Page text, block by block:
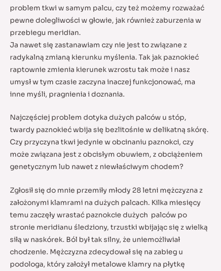
problem tkwi w samym palcu, czy też możemy rozważać
pewne dolegliwości w głowie, jak również zaburzenia w
przebiegu meridian.
Ja nawet się zastanawiam czy nie jest to związane z
radykalną zmianą kierunku myślenia. Tak jak paznokieć
raptownie zmienia kierunek wzrostu tak może i nasz
umysł w tym czasie zaczyna inaczej funkcjonować, ma
inne myśli, pragnienia i doznania.
Najczęściej problem dotyka dużych palców u stóp,
twardy paznokieć wbija się bezlitośnie w delikatną skórę.
Czy przyczyna tkwi jedynie w obcinaniu paznokci, czy
może związana jest z obcisłym obuwiem, z obciążeniem
genetycznym lub nawet z niewłaściwym chodem?
Zgłosił się do mnie przemiły młody 28 letni mężczyzna z
założonymi klamrami na dużych palcach. Kilka miesięcy
temu zaczęły wrastać paznokcie dużych palców po
stronie meridianu śledziony, trzustki wbijając się z wielką
siłą w naskórek. Ból był tak silny, że uniemożliwiał
chodzenie. Mężczyzna zdecydował się na zabieg u
podologa, który założył metalowe klamry na płytkę